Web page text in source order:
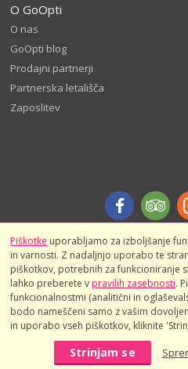
Piškotke uporabljamo za izboljšanje
in varnosti. Z nadaljnjo uporabo te
piškotkov, potrebnih za funkcioniranje
lahko preberete v pravilih zasebnosti.
funkcionalnostmi (analitični in
bodo nameščeni samo z vašim
in uporabo vseh piškotkov, kliknite
Strinjam se
O GoOpti
O nas
GoOpti blog
Prodajni partnerji
Partnerska letališča
Zaposlitev
© 2026 GoOpti International
Javna finančna sredstva
Rezerviraj vnaprej - pravila